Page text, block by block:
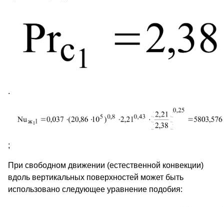
.
;
При свободном движении (естественной конвекции)
вдоль вертикальных поверхностей может быть
использовано следующее уравнение подобия: